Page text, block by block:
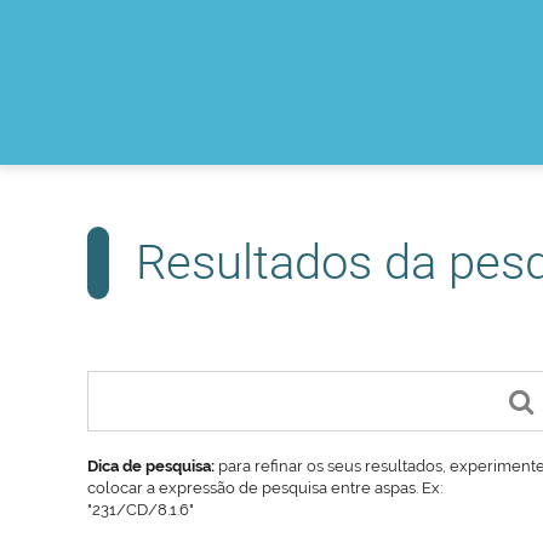
Resultados da
Dica de pesquisa: para refinar os seus resultados,
colocar a expressão de pesquisa entre aspas. Ex:
"231/CD/8.1.6"